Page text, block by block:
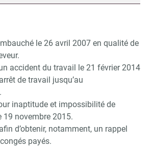
le 26 avril 2007 en qualité de
accident du travail le 21 février 2014
de travail jusqu’au
inaptitude et impossibilité de
19 novembre 2015.
d’obtenir, notamment, un rappel
payés.